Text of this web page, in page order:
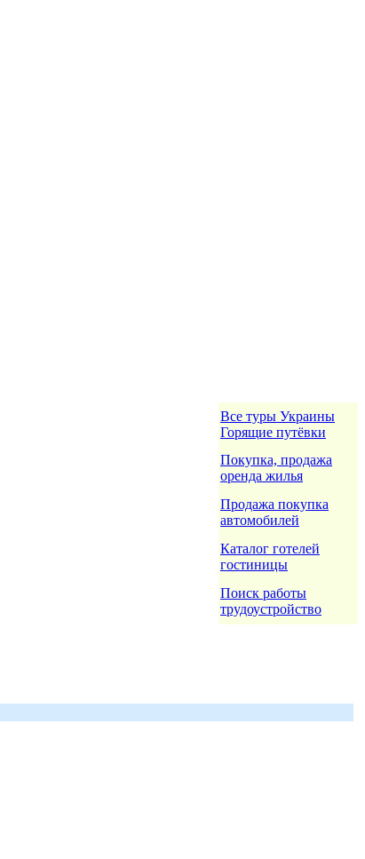
Все туры Украины
Горящие путёвки
Покупка, продажа
оренда жилья
Продажа покупка
автомобилей
Каталог готелей
гостиницы
Поиск работы
трудоустройство